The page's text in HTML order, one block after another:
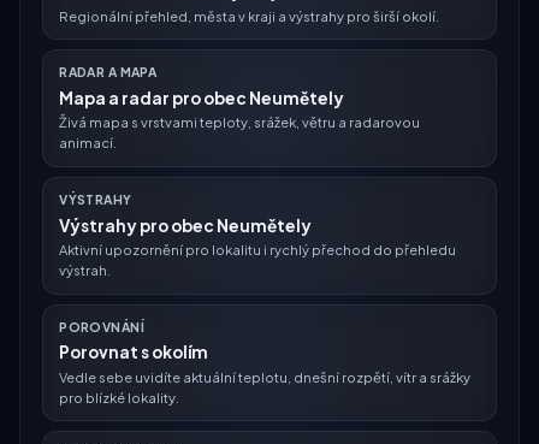
Regionální přehled, města v kraji a výstrahy pro širší okolí.
RADAR A MAPA
Mapa a radar pro obec Neumětely
Živá mapa s vrstvami teploty, srážek, větru a radarovou
animací.
VÝSTRAHY
Výstrahy pro obec Neumětely
Aktivní upozornění pro lokalitu i rychlý přechod do přehledu
výstrah.
POROVNÁNÍ
Porovnat s okolím
Vedle sebe uvidíte aktuální teplotu, dnešní rozpětí, vítr a srážky
pro blízké lokality.